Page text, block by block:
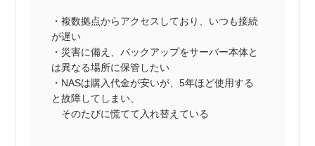
・複数拠点からアクセスしており、いつも接続
が遅い
・災害に備え、バックアップをサーバー本体と
は異なる場所に保管したい
・NASは購入代金が安いが、5年ほど使用する
と故障してしまい、
そのたびに慌てて入れ替えている